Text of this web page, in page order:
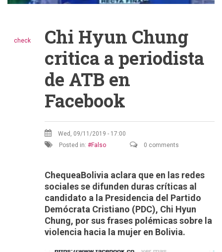
check
Chi Hyun Chung
critica a periodista
de ATB en
Facebook
Wed, 09/11/2019 - 17:00
Posted in:
Falso 0 comments
ChequeaBolivia aclara que en las redes
sociales se difunden duras críticas al
candidato a la Presidencia del Partido
Demócrata Cristiano (PDC), Chi Hyun
Chung, por sus frases polémicas sobre la
violencia hacia la mujer en Bolivia.